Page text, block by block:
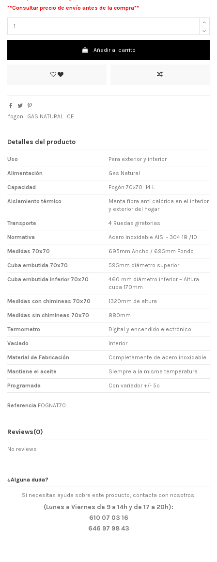
**Consultar precio de envío antes de la compra**
Añadir al carrito
fogon GAS NATURAL CE
Detalles del producto
Uso Para exterior y interior
Alimentación Gas Natural
Capacidad Fogón 70×70: 14 L
Aislamiento térmico
Manta fibra anti calórica en el interior
y exterior del hogar
Transporte 4 Ruedas giratorias
Normativa Acero inoxidable AISI - 304 18 /10
Medidas 70x70 695mm Ancho / 695mm Fondo
Cuba embutida 70x70 595mm diámetro superior
Cuba embutida inferior 70x70
460 mm diámetro inferior – Altura
cuba 170mm
Medidas con chimineas 70x70 1320mm de altura
Medidas sin chimineas 70x70 880mm
Termometro Digital y encendido electrónico
Vaciado Interior
Material de Fabricación Completamente de acero inoxidable
Mantiene el aceite Siempre a la misma temperatura
Programada Con variador +/- 5º
Referencia FOGNAT70
Reviews(0)
No reviews
¿Alguna duda?
Si necesitas ayuda sobre este producto, contacta con nosotros:
(Lunes a Viernes de 9 a 14h y de 17 a 20h):
610 07 03 16
646 97 98 43